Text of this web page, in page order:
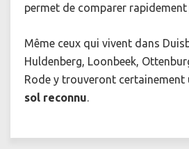
permet de comparer
Même ceux qui vivent dans
Huldenberg, Loonbeek,
Rode y trouveront certainement
sol reconnu.